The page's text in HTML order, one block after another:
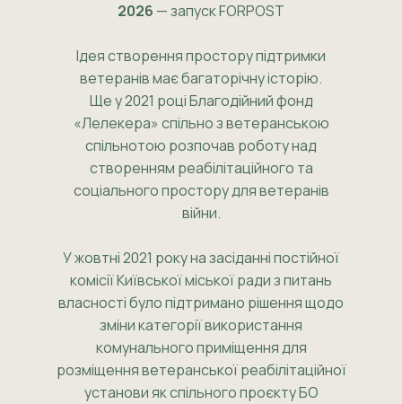
2026 — запуск FORPOST
Ідея створення простору підтримки
ветеранів має багаторічну історію.
Ще у 2021 році Благодійний фонд
«Лелекера» спільно з ветеранською
спільнотою розпочав роботу над
створенням реабілітаційного та
соціального простору для ветеранів
війни.
У жовтні 2021 року на засіданні постійної
комісії Київської міської ради з питань
власності було підтримано рішення щодо
зміни категорії використання
комунального приміщення для
розміщення ветеранської реабілітаційної
установи як спільного проєкту БО